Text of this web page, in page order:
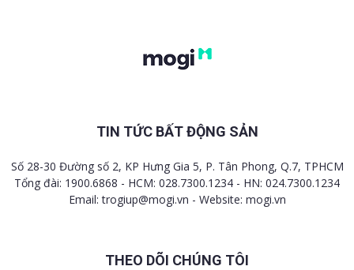
TIN TỨC BẤT ĐỘNG SẢN
Số 28-30 Đường số 2, KP Hưng Gia 5, P. Tân Phong, Q.7, TPHCM
Tổng đài: 1900.6868 - HCM: 028.7300.1234 - HN: 024.7300.1234
Email:trogiup@mogi.vn - Website: mogi.vn
THEO DÕI CHÚNG TÔI